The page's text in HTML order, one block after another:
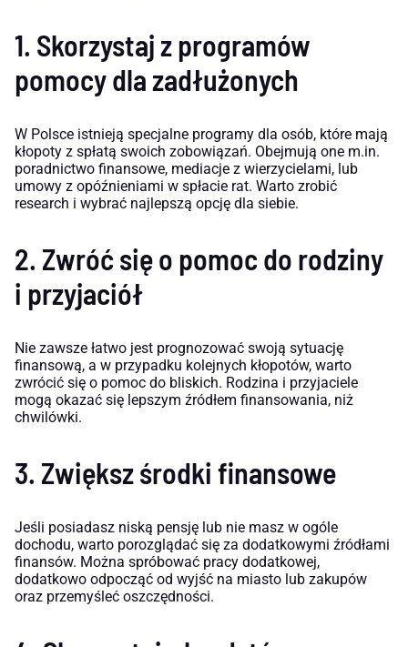
1. Skorzystaj z programów
pomocy dla zadłużonych
W Polsce istnieją specjalne programy dla osób, które mają
kłopoty z spłatą swoich zobowiązań. Obejmują one m.in.
poradnictwo finansowe, mediacje z wierzycielami, lub
umowy z opóźnieniami w spłacie rat. Warto zrobić
research i wybrać najlepszą opcję dla siebie.
2. Zwróć się o pomoc do rodziny
i przyjaciół
Nie zawsze łatwo jest prognozować swoją sytuację
finansową, a w przypadku kolejnych kłopotów, warto
zwrócić się o pomoc do bliskich. Rodzina i przyjaciele
mogą okazać się lepszym źródłem finansowania, niż
chwilówki.
3. Zwiększ środki finansowe
Jeśli posiadasz niską pensję lub nie masz w ogóle
dochodu, warto porozglądać się za dodatkowymi źródłami
finansów. Można spróbować pracy dodatkowej,
dodatkowo odpocząć od wyjść na miasto lub zakupów
oraz przemyśleć oszczędności.